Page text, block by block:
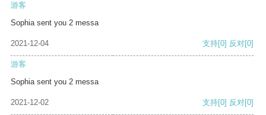
游客
Sophia sent you 2 messa
2021-12-04 支持[0] 反对[0]
游客
Sophia sent you 2 messa
2021-12-02 支持[0] 反对[0]